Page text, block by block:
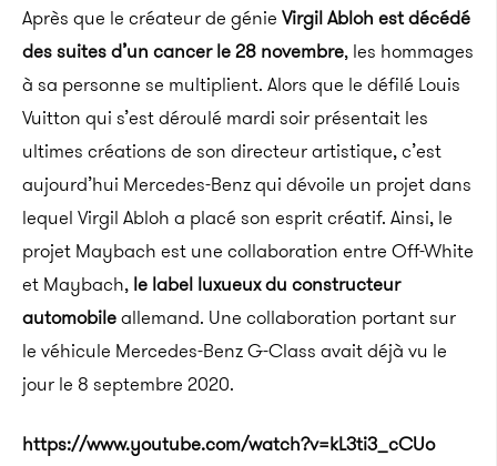
Après que le créateur de génie VirgilAbloh est décédé
des suites d’un cancer le 28 novembre, les hommages
à sa personne se multiplient. Alors que le défilé Louis
Vuitton qui s’est déroulé mardi soir présentait les
ultimes créations de son directeur artistique,c’est
aujourd’hui Mercedes-Benz qui dévoile un projet dans
lequel Virgil Abloh a placé son esprit créatif. Ainsi, le
projet Maybach est une collaboration entre Off-White
et Maybach, le label luxueux du constructeur
automobileallemand. Une collaboration portant sur
le véhicule Mercedes-BenzG-Class avait déjà vu le
jour le 8 septembre 2020.
https://www.youtube.com/watch?v=kL3ti3_cCUo